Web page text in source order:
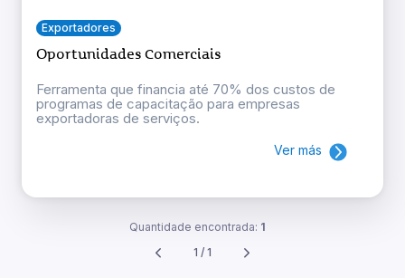
Exportadores
Oportunidades Comerciais
Ferramenta que financia até 70% dos custos de
programas de capacitação para empresas
exportadoras de serviços.
Ver más
Quantidade encontrada: 1
1 / 1